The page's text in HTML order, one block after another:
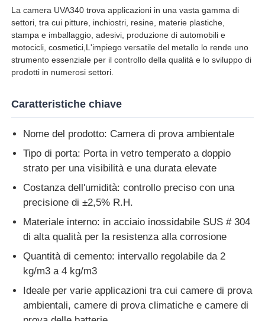
Camera per test ambientali
Macchina di test universale
apparecchiatura di collaudo di gomma
Apparecchiature per test sulle calzature
Attrezzature per la prova dei materiali da costruzione
Apparecchiature per la prova degli imballaggi
Attrezzature per la prova degli adesivi
La camera UVA340 trova applicazioni in una vasta gamma di
settori, tra cui pitture, inchiostri, resine, materie plastiche,
stampa e imballaggio, adesivi, produzione di automobili e
motocicli, cosmetici,L'impiego versatile del metallo lo rende uno
strumento essenziale per il controllo della qualità e lo sviluppo di
prodotti in numerosi settori.
Caratteristiche chiave
Nome del prodotto: Camera di prova ambientale
Tipo di porta: Porta in vetro temperato a doppio
strato per una visibilità e una durata elevate
Costanza dell'umidità: controllo preciso con una
precisione di ±2,5% R.H.
Materiale interno: in acciaio inossidabile SUS # 304
di alta qualità per la resistenza alla corrosione
Quantità di cemento: intervallo regolabile da 2
kg/m3 a 4 kg/m3
Ideale per varie applicazioni tra cui camere di prova
ambientali, camere di prova climatiche e camere di